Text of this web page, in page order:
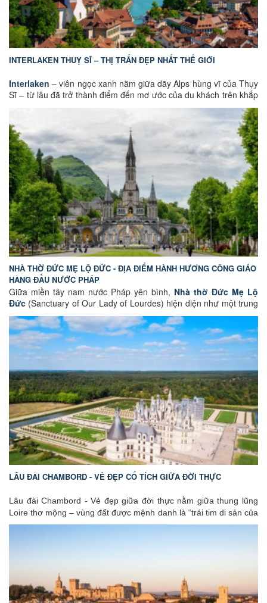
trong những điểm đến được yêu thích nhất tại vùng Alsace và
thường xuyên xuất hiện trong danh sách những thị trấn đẹp nhất
nước Pháp..
INTERLAKEN THUỴ SĨ – THỊ TRẤN ĐẸP NHẤT THẾ GIỚI
Interlaken – viên ngọc xanh nằm giữa dãy Alps hùng vĩ của Thụy
Sĩ – từ lâu đã trở thành điểm đến mơ ước của du khách trên khắp
thế giới. Thị trấn nhỏ xinh này tọa lạc giữa hai hồ nước tuyệt đẹp
là Thun và Brienz, được bao quanh bởi những ngọn núi tuyết
hùng vĩ và thung lũng xanh mướt. Với cảnh quan thiên nhiên
ngoạn mục cùng vô số trải nghiệm hấp dẫn như đi tàu lên
Jungfraujoch, du thuyền trên hồ hay dù lượn giữa thung lũng,
Interlaken được xem là cửa ngõ khám phá vùng Jungfrau nổi
tiếng của Thụy Sĩ. Hãy cùng
GoEuGo Việt Nam
tìm hiểu vì sao
Interlaken luôn nằm trong danh sách những điểm đến đẹp nhất
Thụy Sĩ.
NHÀ THỜ ĐỨC MẸ LỘ ĐỨC - ĐỊA ĐIỂM HÀNH HƯƠNG CÔNG GIÁO
HÀNG ĐẦU NƯỚC PHÁP
Giữa miền tây nam nước Pháp yên bình, Nhà thờ Đức Mẹ Lộ
Đức (Sanctuary of Our Lady of Lourdes) hiện diện như một trung
tâm thiêng liêng, nơi hội tụ đức tin, hy vọng và sự an ủi tinh thần
của hàng triệu tín hữu trên khắp thế giới. Không chỉ là một địa
danh tôn giáo nổi tiếng, Lộ Đức còn là biểu tượng sâu sắc của đời
sống Công giáo, gắn liền với những biến cố đã được Giáo hội
chính thức công nhận.
Trong dòng chảy của các hành trình khám phá châu Âu, Lourdes
Pháp mang đến một sắc thái rất khác: chậm rãi, tĩnh lặng và giàu
chiều sâu nội tâm – nơi con người không chỉ “đến để xem”, mà
còn “đến để suy ngẫm”. Cùng GoEuGo Việt Nam tìm hiểu Nhà
thờ Đức Mẹ Lộ Đứctrong bài viết dưới đây nhé!
LÂU ĐÀI CHAMBORD - VẺ ĐẸP CỔ TÍCH GIỮA ĐỜI THỰC
Lâu đài Chambord - Vẻ đẹp giữa đời thực nằm giữa thung lũng
Loire thơ mộng – vùng đất được mệnh danh là “trái tim di sản của
nước Pháp”, Lâu đài Chambord hiện lên như một lâu đài bước ra
du khách yêu lịch sử và nghệ thuật trên toàn thế giới.